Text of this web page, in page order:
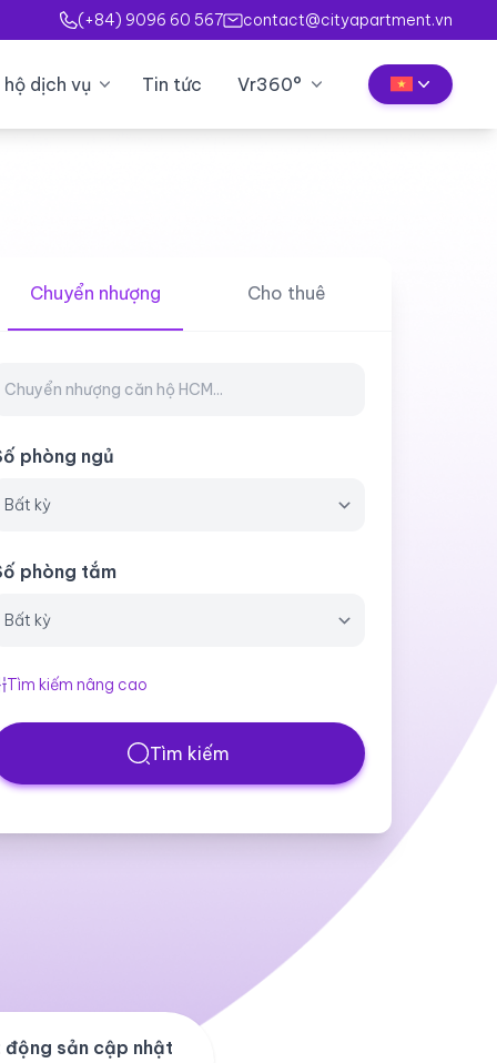
(+84) 9096 60 567 contact@cityapartment.vn
hộ dịch vụ Tin tức Vr360°
Chuyển nhượng Cho thuê
phòng ngủ
phòng tắm
Tìm kiếm nâng cao
Tìm kiếm
sản cập nhật